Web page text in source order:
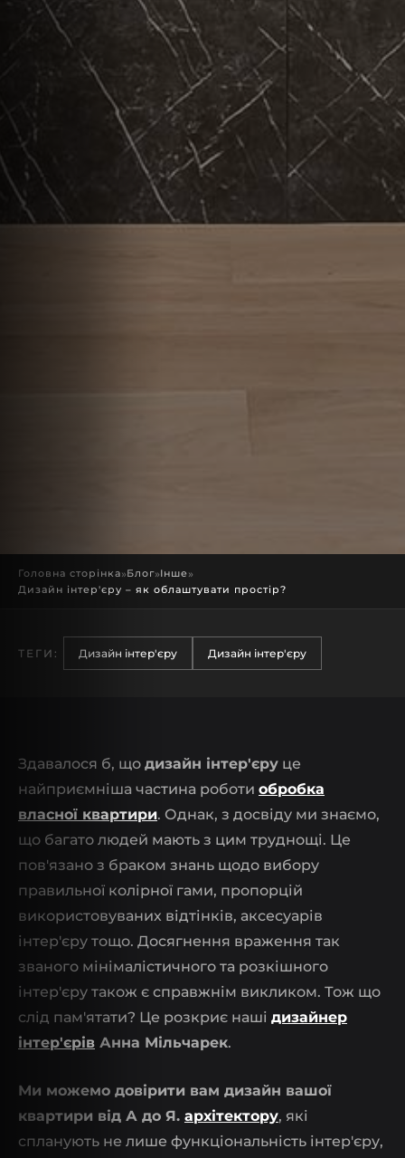
Головна сторінка»Блог»Інше»
Дизайн інтер'єру – як облаштувати простір?
ТЕГИ: Дизайн інтер'єру Дизайн інтер'єру
Здавалося б, що дизайн інтер'єру це
найприємніша частина роботи обробка
власної квартири. Однак, з досвіду ми знаємо,
що багато людей мають з цим труднощі. Це
пов'язано з браком знань щодо вибору
правильної колірної гами, пропорцій
використовуваних відтінків, аксесуарів
інтер'єру тощо. Досягнення враження так
званого мінімалістичного та розкішного
інтер'єру також є справжнім викликом. Тож що
слід пам'ятати? Це розкриє наші дизайнер
інтер'єрів Анна Мільчарек.
Ми можемо довірити вам дизайн вашої
квартири від А до Я. архітектору, які
спланують не лише функціональність інтер'єру,